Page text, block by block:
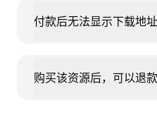
付款后无法显示下载地
购买该资源后，可以退款